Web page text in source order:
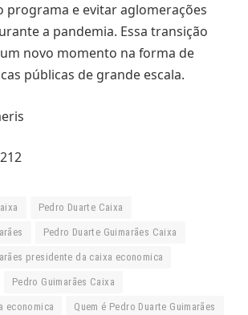
programa e evitar aglomerações
a pandemia. Essa transição
novo momento na forma de
públicas de grande escala.
212
Pedro Duarte Caixa
Pedro Duarte Guimarães Caixa
presidente da caixa economica
Pedro Guimarães Caixa
economica Quem é Pedro Duarte Guimarães